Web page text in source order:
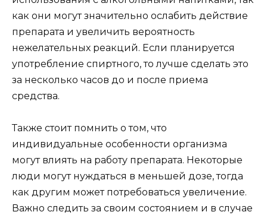
как они могут значительно ослабить действие
препарата и увеличить вероятность
нежелательных реакций. Если планируется
употребление спиртного, то лучше сделать это
за несколько часов до и после приема
средства.
Также стоит помнить о том, что
индивидуальные особенности организма
могут влиять на работу препарата. Некоторые
люди могут нуждаться в меньшей дозе, тогда
как другим может потребоваться увеличение.
Важно следить за своим состоянием и в случае